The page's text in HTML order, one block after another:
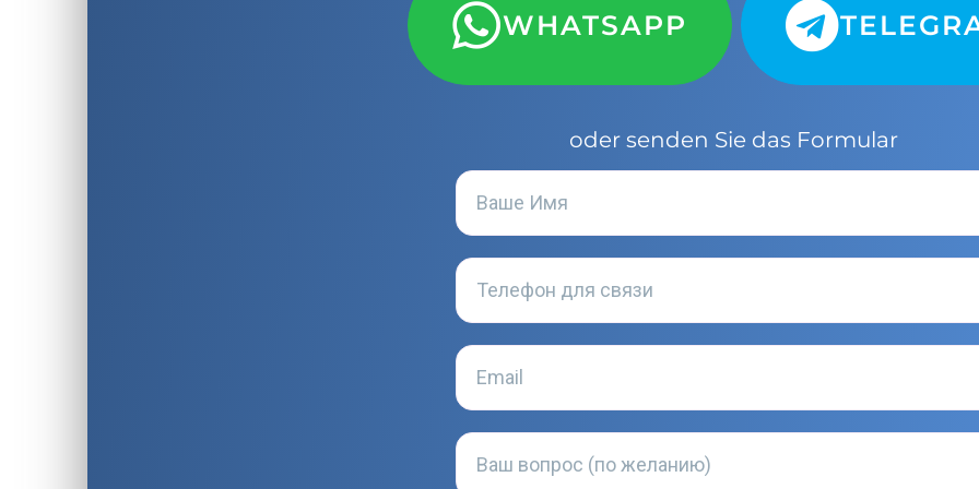
WHATSAPP
oder senden Sie das Formular